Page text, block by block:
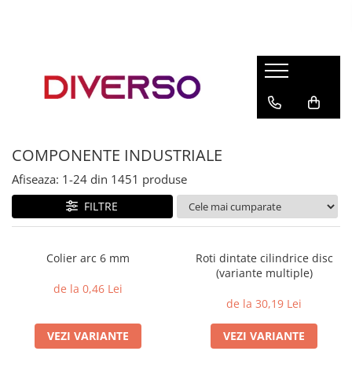
ASA
SILK
HIPS
COMPONENTE INDUSTRIALE
Afiseaza: 1-24 din 1451 produse
FILTRE
Colier arc 6 mm
de la 0,46 Lei
VEZI VARIANTE
Roti dintate cilindrice disc
(variante multiple)
de la 30,19 Lei
VEZI VARIANTE